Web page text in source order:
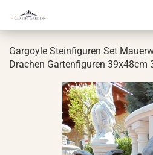
Gar­go­yle Stein­fi­gu­ren Set
Dra­chen Gar­ten­fi­gu­ren 39x48cm